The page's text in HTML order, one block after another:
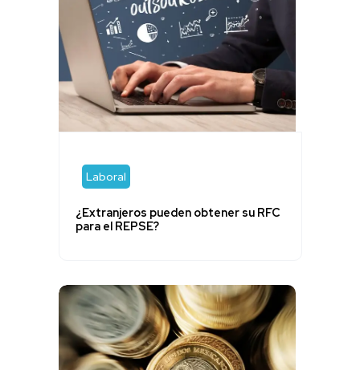
Laboral
¿Extranjeros pueden obtener su RFC
para el REPSE?